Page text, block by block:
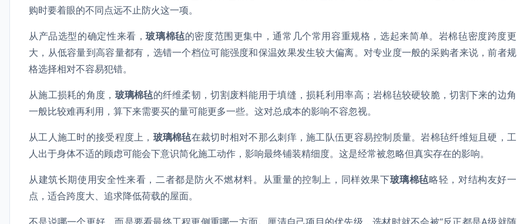
购时要着眼的不同点远不止防火这一项。
从产品选型的确定性来看，玻璃棉毡的密度范围更集中，通常几个常用容重规格，选起来简单。岩棉毡密度跨度更
大，从低容量到高容量都有，选错一个档位可能强度和保温效果发生较大偏离。对专业度一般的采购者来说，前者规
格选择相对不容易犯错。
从施工损耗的角度， 玻璃棉毡的纤维柔韧，切割废料能用于填缝，损耗利用率高；岩棉毡较硬较脆，切割下来的边角
一般比较难再利用，算下来需要买的量可能更多一些。这对总成本的影响不容忽视。
从工人施工时的接受程度上， 玻璃棉毡在裁切时相对不那么刺痒，施工队伍更容易控制质量。岩棉毡纤维短且硬，工
人出于身体不适的顾虑可能会下意识简化施工动作，影响最终铺装精细度。这是经常被忽略但真实存在的影响。
从建筑长期使用安全性来看，二者都是防火不燃材料。从重量的控制上，同样效果下玻璃棉毡略轻，对结构友好一
点，适合跨度大、追求降低荷载的屋面。
不是说哪一个更好，而是要看最终工程更侧重哪一方面。厘清自己项目的优先级，选材时就不会被“反正都是A级就随